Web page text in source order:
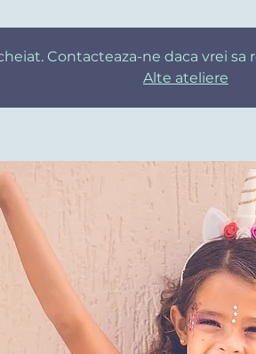
Contacteaza-ne daca vrei sa
Alte ateliere